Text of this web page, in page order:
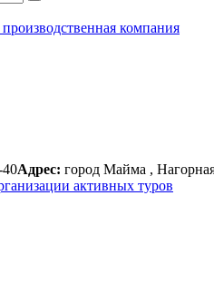
компания
40Адрес: город Майма ,
активных туров